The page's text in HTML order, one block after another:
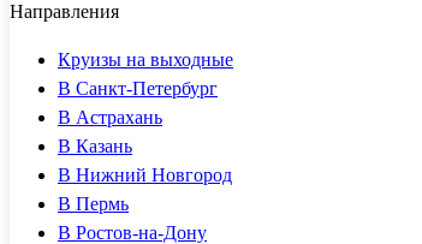
Направления
Круизы на выходные
В Санкт-Петербург
В Астрахань
В Казань
В Нижний Новгород
В Пермь
В Ростов-на-Дону